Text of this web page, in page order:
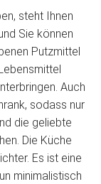
steht Ihnen
Sie können
Putzmittel
Auch
sodass nur
die geliebte
Die Küche
Es ist eine
minimalistisch